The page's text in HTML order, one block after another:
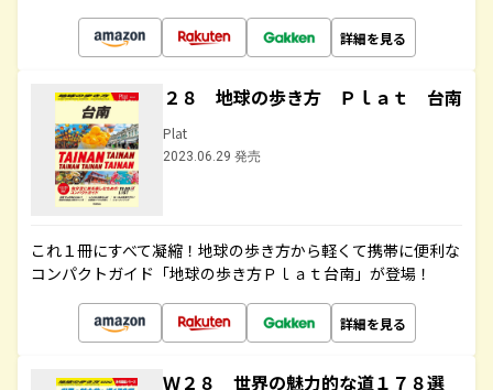
詳細を見る
２８ 地球の歩き方 Ｐｌａｔ 台南
Plat
2023.06.29 発売
これ１冊にすべて凝縮！地球の歩き方から軽くて携帯に便利な
コンパクトガイド「地球の歩き方Ｐｌａｔ台南」が登場！
詳細を見る
Ｗ２８ 世界の魅力的な道１７８選